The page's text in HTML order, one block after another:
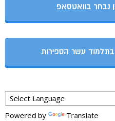
נבחר בוואטסאפ
בתלמוד עשר הספירות
Powered by Translate